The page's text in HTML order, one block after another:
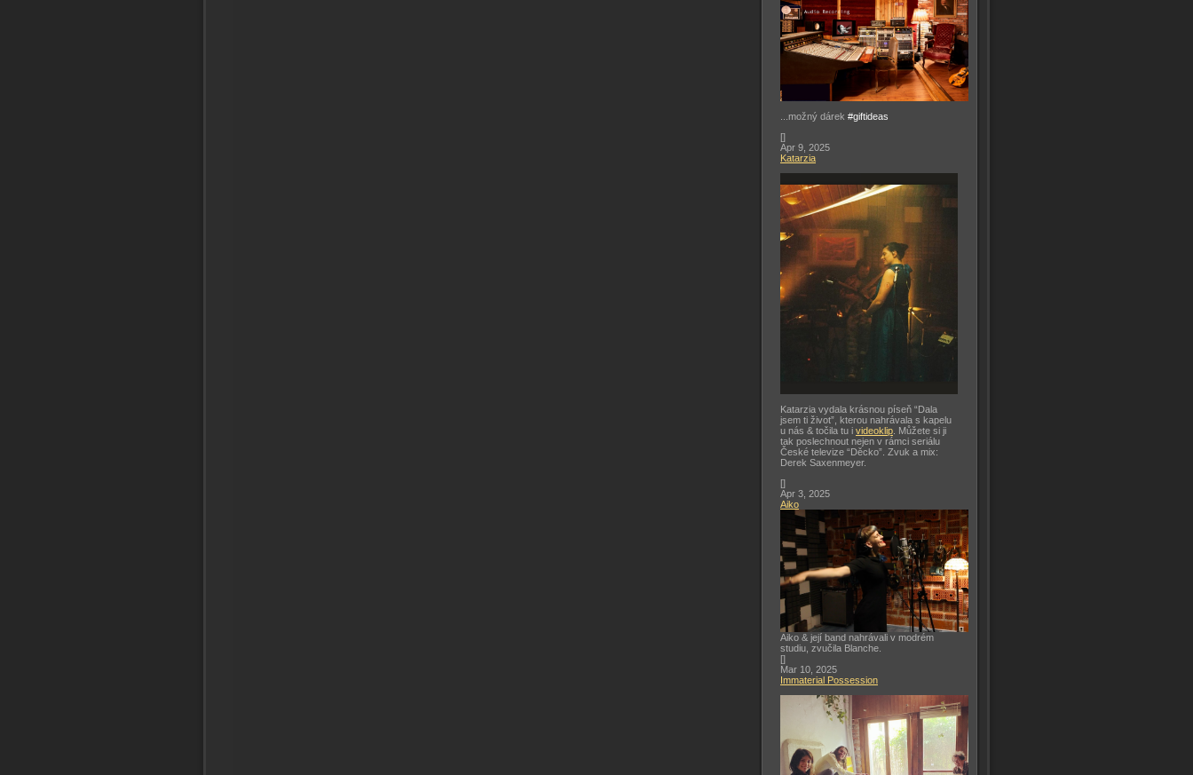
...možný dárek #giftideas
[]
Apr 9, 2025
Katarzia
Katarzia vydala krásnou píseň “Dala
jsem ti život”, kterou nahrávala s kapelu
u nás & točila tu i videoklip . Můžete si ji
tak poslechnout nejen v rámci seriálu
České televize “Děcko”. Zvuk a mix:
Derek Saxenmeyer.
[]
Apr 3, 2025
Aiko
Aiko & její band nahrávali v modrém
studiu, zvučila Blanche.
[]
Mar 10, 2025
Immaterial Possession